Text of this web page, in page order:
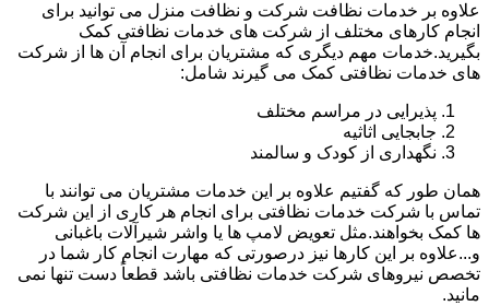
علاوه بر خدمات نظافت شرکت و نظافت منزل می توانید برای
انجام کارهای مختلف از شرکت های خدمات نظافتی کمک
بگیرید.خدمات مهم دیگری که مشتریان برای انجام آن ها از شرکت
های خدمات نظافتی کمک می گیرند شامل:
پذیرایی در مراسم مختلف
جابجایی اثاثیه
نگهداری از کودک و سالمند
همان طور که گفتیم علاوه بر این خدمات مشتریان می توانند با
تماس با شرکت خدمات نظافتی برای انجام هر کاری از این شرکت
ها کمک بخواهند.مثل تعویض لامپ ها یا واشر شیرآلات باغبانی
و...علاوه بر این کارها نیز درصورتی که مهارت انجام کار شما در
تخصص نیروهای شرکت خدمات نظافتی باشد قطعاً دست تنها نمی
مانید.